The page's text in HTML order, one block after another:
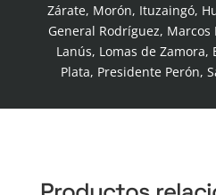
Zárate, Morón, Ituzaingó,
General Rodríguez, Marcos
Lanús, Lomas de Zamora,
Plata, Presidente Perón,